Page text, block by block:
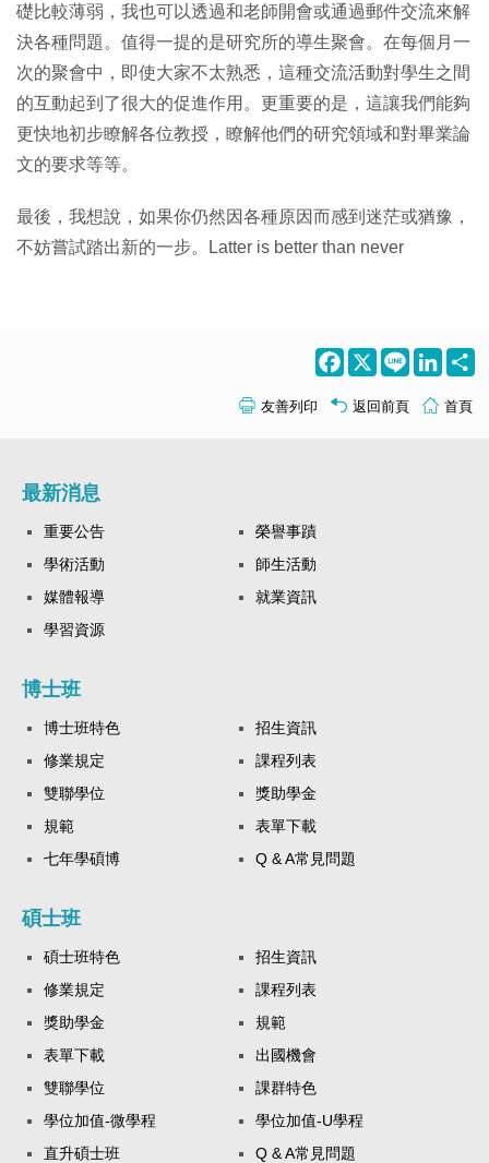
礎比較薄弱，我也可以透過和老師開會或通過郵件交流來解
決各種問題。值得⼀提的是研究所的導⽣聚會。在每個⽉⼀
次的聚會中，即使⼤家不太熟悉，這種交流活動對學⽣之間
的互動起到了很⼤的促進作⽤。更重要的是，這讓我們能夠
更快地初步瞭解各位教授，瞭解他們的研究領域和對畢業論
⽂的要求等等。
最後，我想說，如果你仍然因各種原因⽽感到迷茫或猶豫，
不妨嘗試踏出新的⼀步。Latter is better than never
Facebook
X Line
友善列印 返回前頁 首頁
最新消息
重要公告
榮譽事蹟
學術活動
師生活動
媒體報導
就業資訊
學習資源
博士班
博士班特色
招生資訊
修業規定
課程列表
雙聯學位
獎助學金
規範
表單下載
七年學碩博
Q & A常見問題
碩士班
碩士班特色
招生資訊
修業規定
課程列表
獎助學金
規範
表單下載
出國機會
雙聯學位
課群特色
學位加值-微學程
學位加值-U學程
直升碩士班
Q & A常見問題